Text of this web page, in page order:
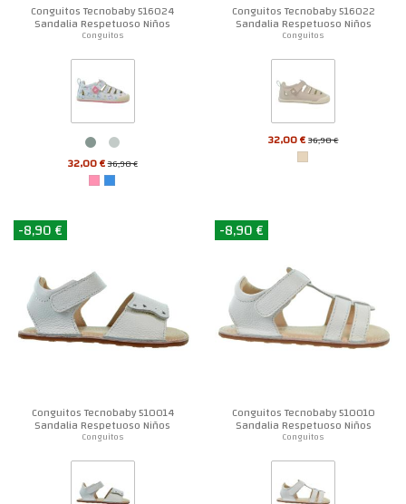
Conguitos Tecnobaby 516024
Sandalia Respetuoso Niños
Conguitos
32,00 €36,90 €
Conguitos Tecnobaby 516022
Sandalia Respetuoso Niños
Conguitos
32,00 €36,90 €
-8,90 €
Conguitos Tecnobaby 510014
Sandalia Respetuoso Niños
Conguitos
-8,90 €
Conguitos Tecnobaby 510010
Sandalia Respetuoso Niños
Conguitos